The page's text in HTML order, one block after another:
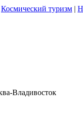
Космический туризм |
Владивосток